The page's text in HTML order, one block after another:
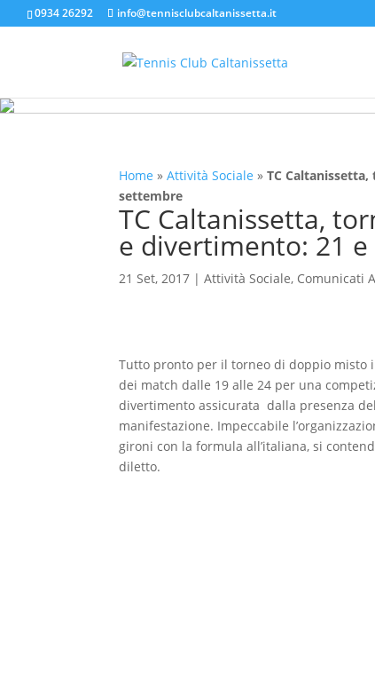
0934 26292 info@tennisclubcaltanissetta.it
Home »Attività Sociale »TC
settembre
TC Caltanissetta,
e divertimento: 21
21 Set, 2017 |Attività Sociale, Comunicati
Tutto pronto per il torneo di doppio misto
dei match dalle 19 alle 24 per una
divertimento assicurata dalla presenza
manifestazione. Impeccabile
gironi con la formula all’italiana, si
diletto.